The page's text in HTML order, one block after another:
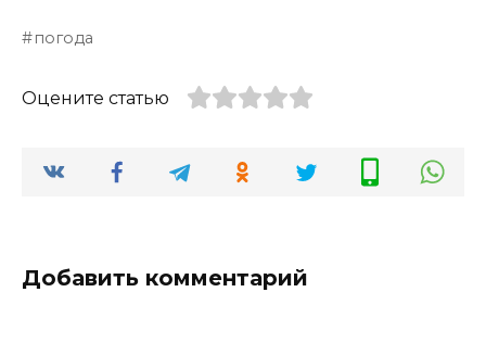
погода
Оцените статью
Добавить комментарий